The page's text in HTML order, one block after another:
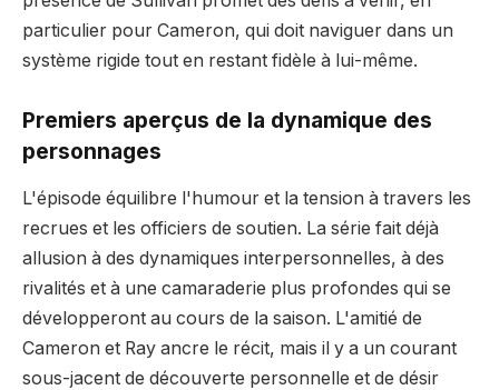
particulier pour Cameron, qui doit naviguer dans un
système rigide tout en restant fidèle à lui-même.
Premiers aperçus de la dynamique des
personnages
L'épisode équilibre l'humour et la tension à travers les
recrues et les officiers de soutien. La série fait déjà
allusion à des dynamiques interpersonnelles, à des
rivalités et à une camaraderie plus profondes qui se
développeront au cours de la saison. L'amitié de
Cameron et Ray ancre le récit, mais il y a un courant
sous-jacent de découverte personnelle et de désir